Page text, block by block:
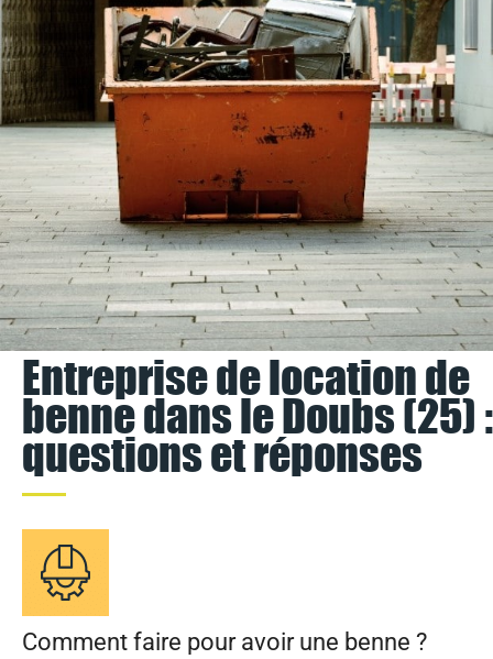
Entreprise de location de
benne dans le Doubs (25) :
questions et réponses
Comment faire pour avoir une benne ?